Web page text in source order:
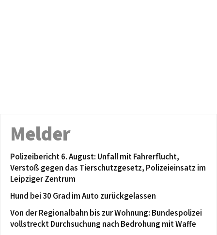
Melder
Polizeibericht 6. August: Unfall mit Fahrerflucht,
Verstoß gegen das Tierschutzgesetz, Polizeieinsatz im
Leipziger Zentrum
Hund bei 30 Grad im Auto zurückgelassen
Von der Regionalbahn bis zur Wohnung: Bundespolizei
vollstreckt Durchsuchung nach Bedrohung mit Waffe